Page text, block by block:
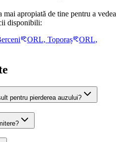
apropiată de tine pentru a vedea
disponibili:
ORL, Toporaș ORL,
pentru pierderea auzului?